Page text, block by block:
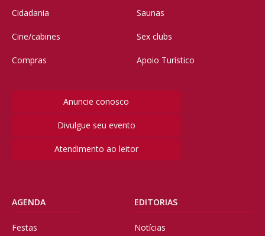
Cidadania
Cine/cabines
Compras
Saunas
Sex clubs
Apoio Turístico
Anuncie conosco
Divulgue seu evento
Atendimento ao leitor
AGENDA
Festas
EDITORIAS
Notícias